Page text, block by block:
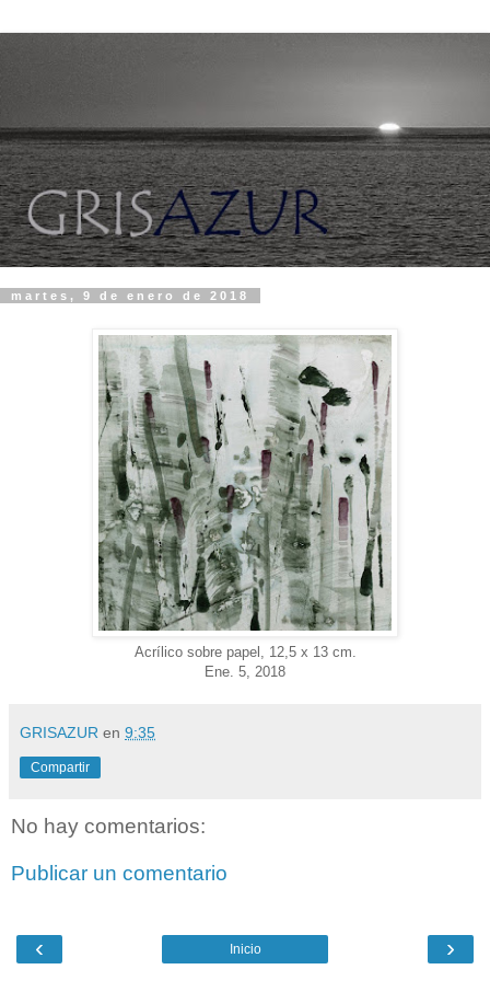
martes, 9 de enero de 2018
Acrílico sobre papel, 12,5 x 13 cm.
Ene. 5, 2018
GRISAZUR en 9:35
Compartir
No hay comentarios:
Publicar un comentario
‹ ›
Inicio